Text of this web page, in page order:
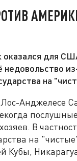
для
недовольство
на
Анджелесе
В
на
Кубы,